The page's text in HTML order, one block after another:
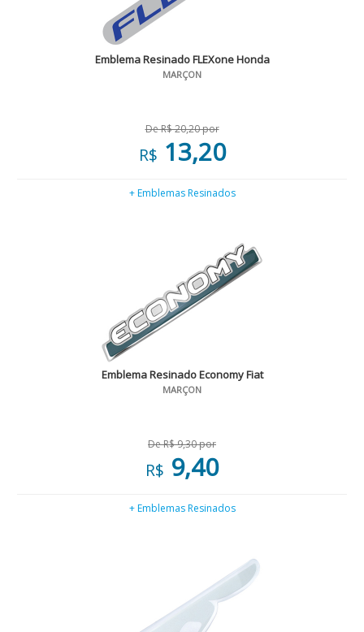
Emblema Resinado FLEXone Honda
MARÇON
De R$ 20,20 por
R$ 13,20
+ Emblemas Resinados
Emblema Resinado Economy Fiat
MARÇON
De R$ 9,30 por
R$ 9,40
+ Emblemas Resinados